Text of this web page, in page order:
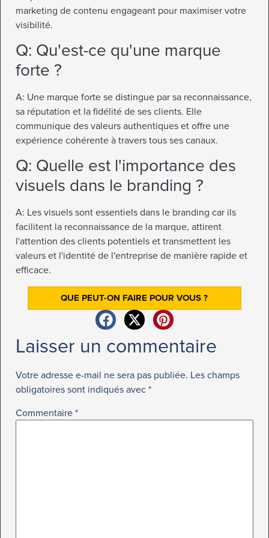
marketing de contenu engageant pour maximiser votre
visibilité.
Q: Qu'est-ce qu'une marque
forte ?
A: Une marque forte se distingue par sa reconnaissance,
sa réputation et la fidélité de ses clients. Elle
communique des valeurs authentiques et offre une
expérience cohérente à travers tous ses canaux.
Q: Quelle est l'importance des
visuels dans le branding ?
A: Les visuels sont essentiels dans le branding car ils
facilitent la reconnaissance de la marque, attirent
l'attention des clients potentiels et transmettent les
valeurs et l'identité de l'entreprise de manière rapide et
efficace.
QUE PEUT-ON FAIRE POUR VOUS ?
Laisser un commentaire
Votre adresse e-mail ne sera pas publiée. Les champs
obligatoires sont indiqués avec *
Commentaire *